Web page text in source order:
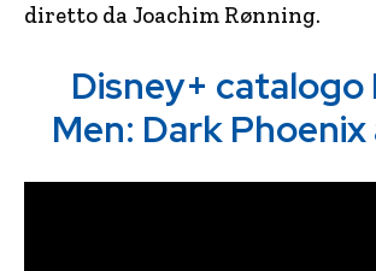
diretto da Joachim Rønning.
Disney+ catalogo
Men: Dark